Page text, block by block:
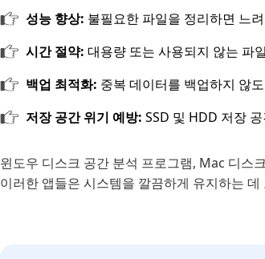
성능 향상: 불필요한 파일을 정리하면 느
시간 절약: 대용량 또는 사용되지 않는 파
백업 최적화: 중복 데이터를 백업하지 않
저장 공간 위기 예방: SSD 및 HDD 저장
윈도우 디스크 공간 분석 프로그램, Mac 디스
이러한 앱들은 시스템을 깔끔하게 유지하는 데